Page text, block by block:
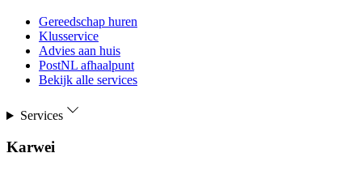
Gereedschap huren
Klusservice
Advies aan huis
PostNL afhaalpunt
Bekijk alle services
Services
Karwei